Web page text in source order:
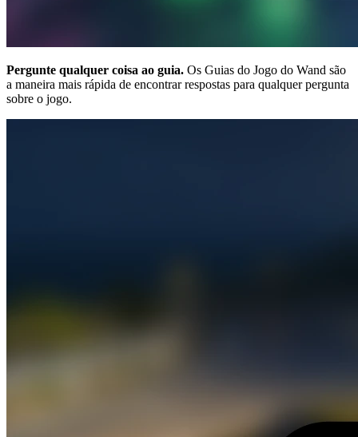
Pergunte qualquer coisa ao guia. Os Guias do Jogo do Wand são
a maneira mais rápida de encontrar respostas para qualquer pergunta
sobre o jogo.